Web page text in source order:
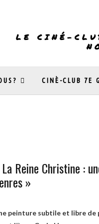
LE CINÉ-
CINÈ-CLUB 7E
Reine Christine :
»